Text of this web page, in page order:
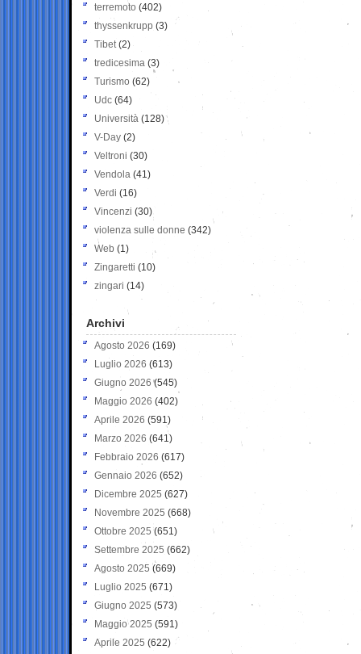
terremoto (402)
thyssenkrupp (3)
Tibet(2)
tredicesima (3)
Turismo (62)
Udc (64)
Università (128)
V-Day (2)
Veltroni (30)
Vendola (41)
Verdi (16)
Vincenzi (30)
violenza sulle donne (342)
Web (1)
Zingaretti (10)
zingari (14)
Archivi
Agosto 2026 (169)
Luglio 2026 (613)
Giugno 2026 (545)
Maggio 2026 (402)
Aprile 2026 (591)
Marzo 2026 (641)
Febbraio 2026 (617)
Gennaio 2026 (652)
Dicembre 2025 (627)
Novembre 2025 (668)
Ottobre 2025 (651)
Settembre 2025 (662)
Agosto 2025 (669)
Luglio 2025 (671)
Giugno 2025 (573)
Maggio 2025 (591)
Aprile 2025 (622)